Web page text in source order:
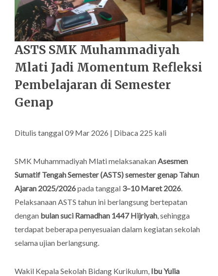
ASTS SMK Muhammadiyah
Mlati Jadi Momentum Refleksi
Pembelajaran di Semester
Genap
Ditulis tanggal 09 Mar 2026 | Dibaca 225 kali
SMK Muhammadiyah Mlati melaksanakan Asesmen
Sumatif Tengah Semester (ASTS) semester genap Tahun
Ajaran 2025/2026pada tanggal 3–10 Maret 2026
Pelaksanaan ASTS tahun ini berlangsung bertepatan
dengan bulan suci Ramadhan 1447 Hijriyah , sehingga
terdapat beberapa penyesuaian dalam kegiatan sekolah
selama ujian berlangsung.
Wakil Kepala Sekolah Bidang Kurikulum, Ibu Yulia